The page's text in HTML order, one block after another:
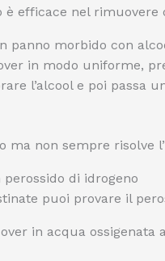
è efficace nel
panno morbido con
in modo uniforme,
l’alcool e poi passa
ma non sempre risolve
di idrogeno
puoi provare il
in acqua ossigenata